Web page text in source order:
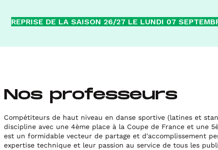
REPRISE DE LA SAISON 26/27 LE LUNDI 07
Nos professeurs
Compétiteurs de haut niveau en danse sportive (latines et
discipline avec une 4ème place à la Coupe de France et une
est un formidable vecteur de partage et d'accomplissement
expertise technique et leur passion au service de tous les